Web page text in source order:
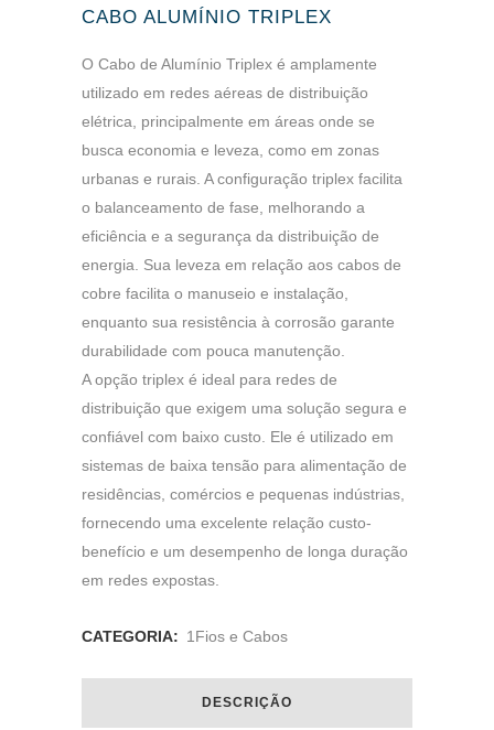
CABO ALUMÍNIO TRIPLEX
O Cabo de Alumínio Triplex é amplamente
utilizado em redes aéreas de distribuição
elétrica, principalmente em áreas onde se
busca economia e leveza, como em zonas
urbanas e rurais. A configuração triplex facilita
o balanceamento de fase, melhorando a
eficiência e a segurança da distribuição de
energia. Sua leveza em relação aos cabos de
cobre facilita o manuseio e instalação,
enquanto sua resistência à corrosão garante
durabilidade com pouca manutenção.
A opção triplex é ideal para redes de
distribuição que exigem uma solução segura e
confiável com baixo custo. Ele é utilizado em
sistemas de baixa tensão para alimentação de
residências, comércios e pequenas indústrias,
fornecendo uma excelente relação custo-
benefício e um desempenho de longa duração
em redes expostas.
CATEGORIA: 1Fios e Cabos
DESCRIÇÃO